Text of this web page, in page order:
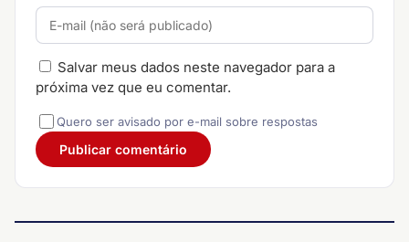
Salvar meus dados neste navegador para a
próxima vez que eu comentar.
Quero ser avisado por e-mail sobre respostas